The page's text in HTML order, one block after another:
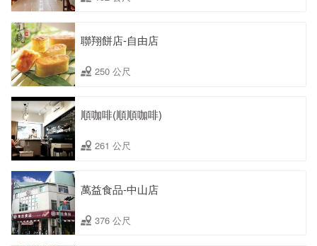
聯翔餅店-自由店
250 公尺
順咖啡(順順咖啡)
261 公尺
萬益食品-中山店
376 公尺